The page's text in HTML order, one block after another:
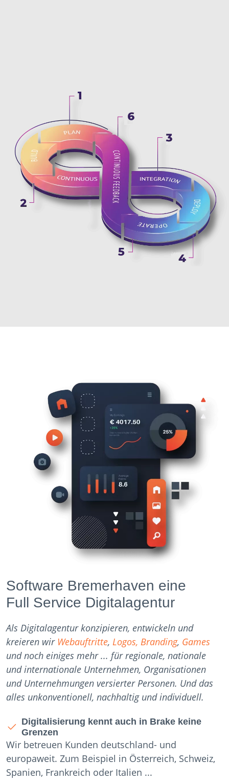
Software Bremerhaven eine
Full Service Digitalagentur
Als Digitalagentur konzipieren, entwickeln und
kreieren wir Webauftritte, Logos, Branding, Games
und noch einiges mehr ... für regionale, nationale
und internationale Unternehmen, Organisationen
und Unternehmungen versierter Personen. Und das
alles unkonventionell, nachhaltig und individuell.
Digitalisierung kennt auch in Brake keine
Grenzen
Wir betreuen Kunden deutschland- und
europaweit. Zum Beispiel in Österreich, Schweiz,
Spanien, Frankreich oder Italien ...